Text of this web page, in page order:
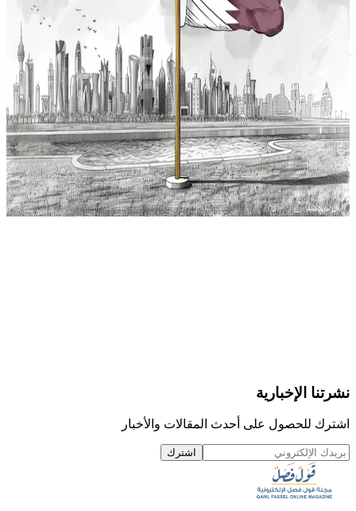
الجريدة الرسمية المراسيم بقوانين
الموازنة العامة قطر
Prof. Dr. Hassan al-SayedPProf. Dr. Hassan al-
عرض الملف الشخصي ٢ يناير ٢٠٢٥
نشرتنا الإخبارية
اشترك للحصول على أحدث المقالات والأخبار
اشترك